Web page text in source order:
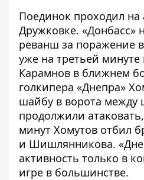
Поединок проходил на
Дружковке. «Донбасс»
реванш за поражение
уже на третьей
Карамнов в ближнем
голкипера «Днепра»
шайбу в ворота между
продолжили
минут Хомутов отбил
и Шишлянникова.
активность только в
игре в большинстве.